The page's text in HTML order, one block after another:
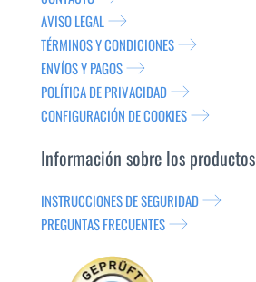
AVISO LEGAL
TÉRMINOS Y CONDICIONES
ENVÍOS Y PAGOS
POLÍTICA DE PRIVACIDAD
CONFIGURACIÓN DE COOKIES
Información sobre los productos
INSTRUCCIONES DE SEGURIDAD
PREGUNTAS FRECUENTES